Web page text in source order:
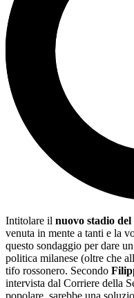
Intitolare il nuovo stadio
venuta in mente a tanti e la
questo sondaggio per dare
politica milanese (oltre che
tifo rossonero. Secondo
intervista dal Corriere della